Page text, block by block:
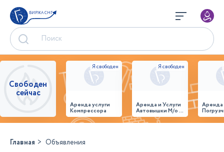
БИРЖА СНГ
Свободен
сейчас
Аренда услуги
Компрессора
Аренда и Услуги
Автовышки М/о г.
Домодедово
26,28,32 место
Главная Объявления